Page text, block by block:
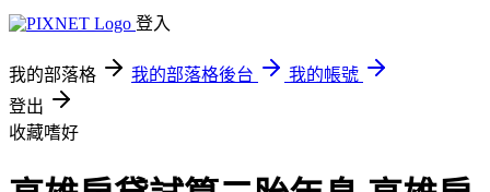
登入
我的部落格 我的部落格後台
我的帳號
登出
收藏嗜好